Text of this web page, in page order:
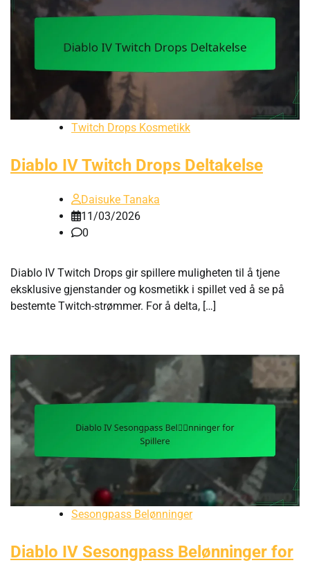
Twitch Drops Kosmetikk
Diablo IV Twitch Drops Deltakelse
Daisuke Tanaka
11/03/2026
0
Diablo IV Twitch Drops gir spillere muligheten til å tjene
eksklusive gjenstander og kosmetikk i spillet ved å se på
bestemte Twitch-strømmer. For å delta, […]
Sesongpass Belønninger
Diablo IV Sesongpass Belønninger for